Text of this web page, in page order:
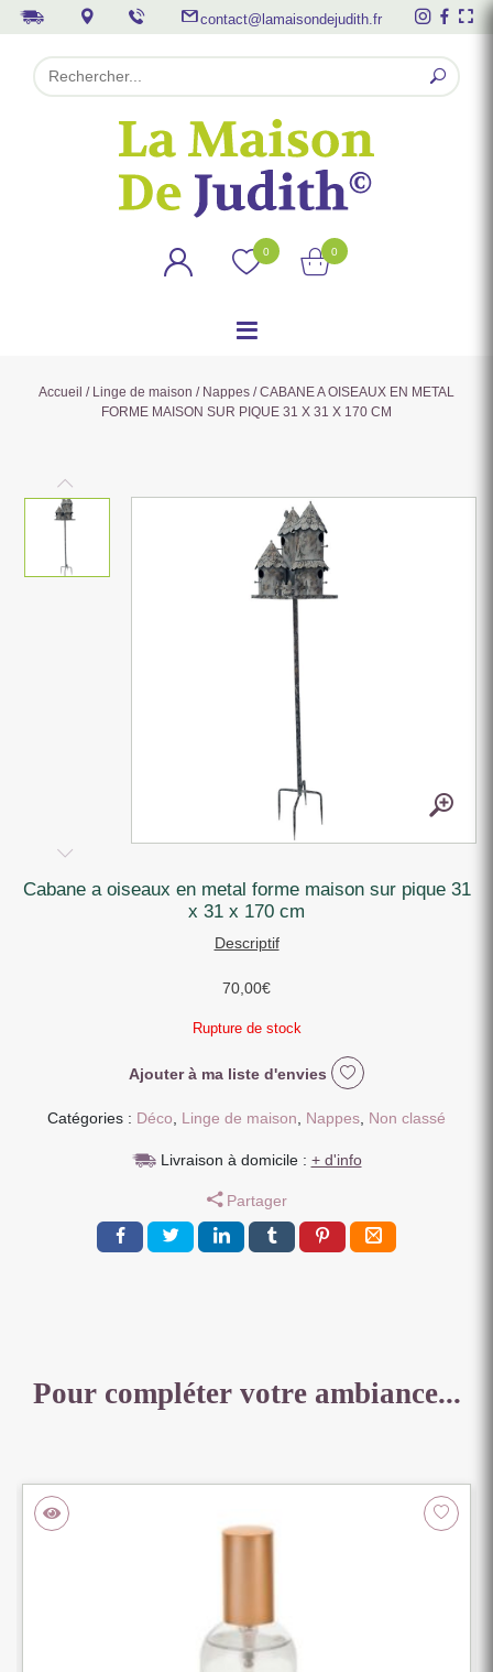
contact@lamaisondejudith.fr
0 0
Accueil / Linge de maison / Nappes / CABANE A OISEAUX EN METAL
FORME MAISON SUR PIQUE 31 X 31 X 170 CM
cabane a oiseaux en metal forme maison sur pique 31
x 31 x 170 cm
Descriptif
70,00€
Rupture de stock
Ajouter à ma liste d'envies
Catégories : Déco Linge de maison Nappes Non classé
Livraison à domicile : + d'info
Partager
Pour compléter votre ambiance...